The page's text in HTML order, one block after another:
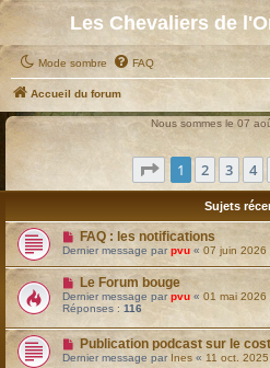
Les Chevaliers de
Mode sombre FAQ
Accueil du forum
Nous sommes le 07
Page 1sur10
1 2 3 4
Sujets
FAQ : les notifications
Dernier message parpvu « 07 juin 2026
Le Forum bouge
Dernier message parpvu « 01 mai 2026
Réponses : 116
Publication podcast sur le
Dernier message par Ines « 11 oct.